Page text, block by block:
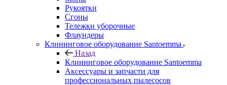
Рукоятки
Сгоны
Тележки уборочные
Флаундеры
Клининговое оборудование Santoemma
Назад
Клининговое оборудование Santoemma
Аксессуары и запчасти для
профессиональных пылесосов